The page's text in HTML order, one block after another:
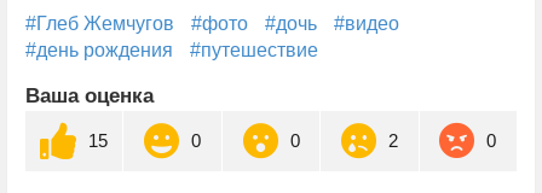
#Глеб Жемчугов #фото #дочь
#видео
#день рождения
#путешествие
Ваша оценка
15 0 0 2 0